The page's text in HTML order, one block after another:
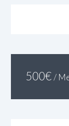
500€ /